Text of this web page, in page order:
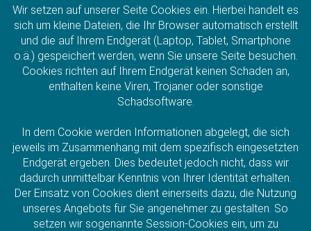
Wir setzen auf unserer Seite Cookies ein. Hierbei handelt es
sich um kleine Dateien, die Ihr Browser automatisch erstellt
und die auf Ihrem Endgerät (Laptop, Tablet, Smartphone
o.ä.) gespeichert werden, wenn Sie unsere Seite besuchen.
Cookies richten auf Ihrem Endgerät keinen Schaden an,
enthalten keine Viren, Trojaner oder sonstige
Schadsoftware.
In dem Cookie werden Informationen abgelegt, die sich
jeweils im Zusammenhang mit dem spezifisch eingesetzten
Endgerät ergeben. Dies bedeutet jedoch nicht, dass wir
dadurch unmittelbar Kenntnis von Ihrer Identität erhalten.
Der Einsatz von Cookies dient einerseits dazu, die Nutzung
unseres Angebots für Sie angenehmer zu gestalten. So
setzen wir sogenannte Session-Cookies ein, um zu